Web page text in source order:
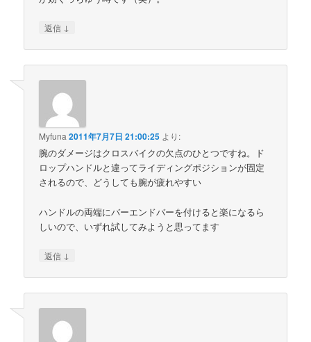
返信 ↓
Myfuna2011年7月7日 21:00:25 より:
腕のダメージはクロスバイクの欠点のひとつですね。ド
ロップハンドルと違ってライディングポジションが固定
されるので、どうしても腕が疲れやすい
ハンドルの両端にバーエンドバーを付けると楽になるら
しいので、いずれ試してみようと思ってます
返信 ↓